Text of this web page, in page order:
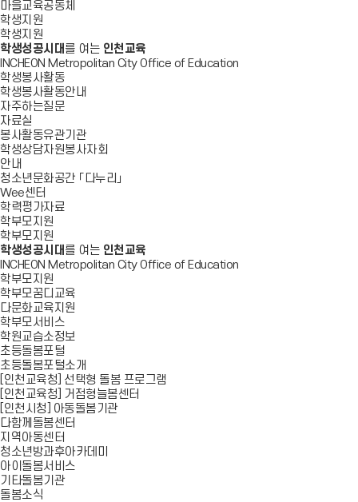
마을교육공동체
학생지원
학생지원
학생성공시대 를 여는 인천교육
INCHEON Metropolitan City Office of Education
학생봉사활동
학생봉사활동안내
자주하는질문
자료실
봉사활동유관기관
학생상담자원봉사자회
안내
청소년문화공간 「다누리」
Wee센터
학력평가자료
학부모지원
학부모지원
학생성공시대 를 여는 인천교육
INCHEON Metropolitan City Office of Education
학부모지원
학부모꿈디교육
다문화교육지원
학부모서비스
학원교습소정보
초등돌봄포털
초등돌봄포털소개
[인천교육청] 선택형 돌봄 프로그램
[인천교육청] 거점형늘봄센터
[인천시청] 아동돌봄기관
다함께돌봄센터
지역아동센터
청소년방과후아카데미
아이돌봄서비스
기타돌봄기관
돌봄소식